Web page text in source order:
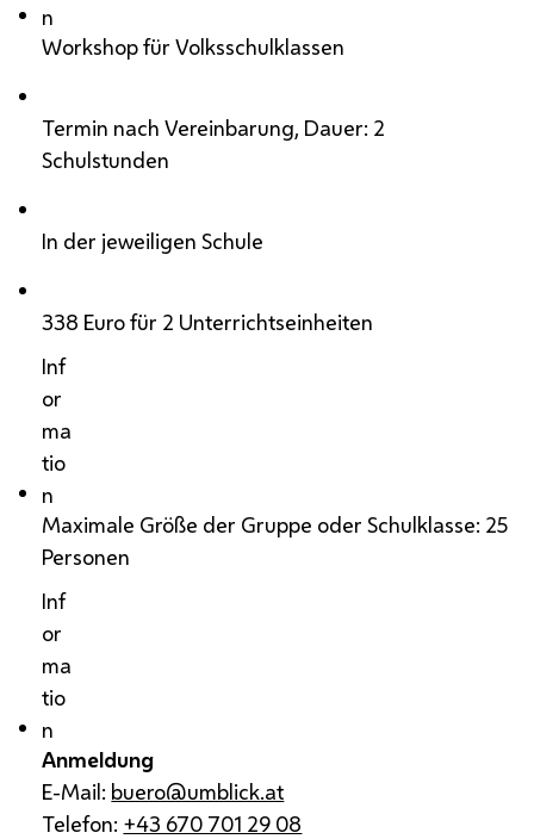
n
Workshop für Volksschulklassen
Termin nach Vereinbarung, Dauer: 2
Schulstunden
In der jeweiligen Schule
338 Euro für 2 Unterrichtseinheiten
Inf
or
ma
tio
n
Maximale Größe der Gruppe oder Schulklasse: 25
Personen
Inf
or
ma
tio
n
Anmeldung
E-Mail: buero@umblick.at
Telefon: +43 670 701 29 08